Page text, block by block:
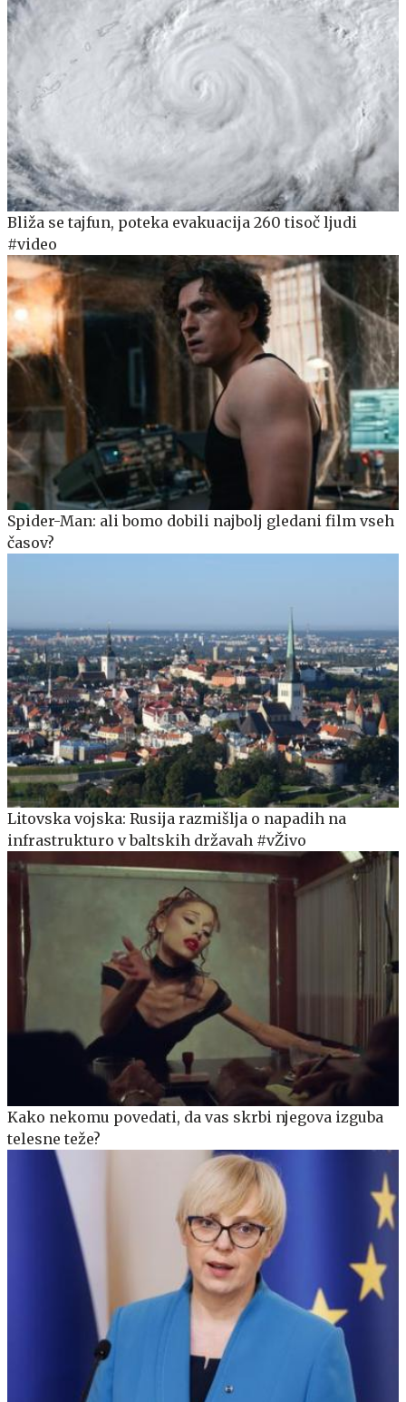
Bliža se tajfun, poteka evakuacija 260 tisoč ljudi
#video
Spider-Man: ali bomo dobili najbolj gledani film vseh
časov?
Litovska vojska: Rusija razmišlja o napadih na
infrastrukturo v baltskih državah #vŽivo
Kako nekomu povedati, da vas skrbi njegova izguba
telesne teže?